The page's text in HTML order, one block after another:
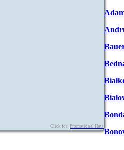
Click for: Promotional Hats